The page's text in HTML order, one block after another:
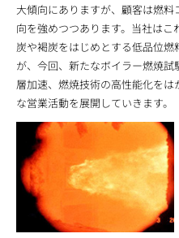
大傾向にありますが、顧客は燃
向を強めつつあります。当社は
炭や褐炭をはじめとする低品位
が、今回、新たなボイラー燃焼
層加速、燃焼技術の高性能化を
な営業活動を展開していきます。